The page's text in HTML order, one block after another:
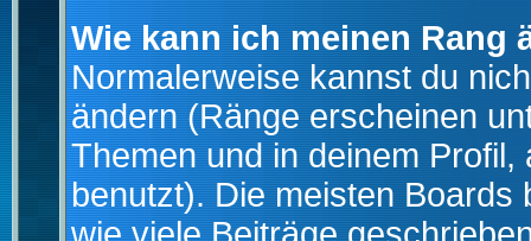
Wie kann ich meinen Rang
Normalerweise kannst du
ändern (Ränge erscheinen
Themen und in deinem
benutzt). Die meisten